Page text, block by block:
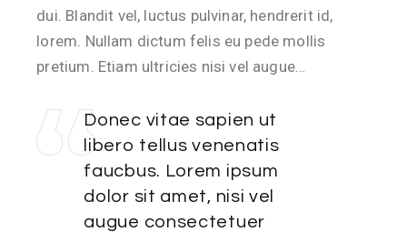
dui. Blandit vel, luctus pulvinar, hendrerit id,
lorem. Nullam dictum felis eu pede mollis
pretium. Etiam ultricies nisi vel augue…
Donec vitae sapien ut
libero tellus venenatis
faucbus. Lorem ipsum
dolor sit amet, nisi vel
augue consectetuer